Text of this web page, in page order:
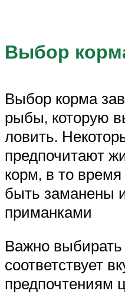
Выбор
Выбор корма
рыбы, которую
ловить.
предпочитают
корм, в то время
быть заманены
приманками
Важно выбирать
соответствует
предпочтениям